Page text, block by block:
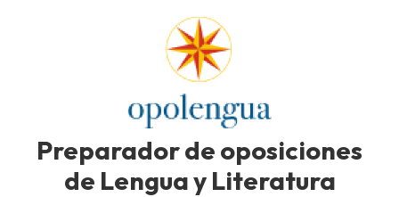
Preparador de oposiciones
de Lengua y Literatura